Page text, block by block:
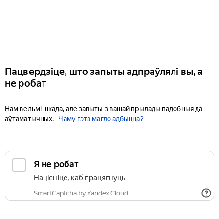
Пацвердзіце, што запыты адпраўлялі вы, а
не робат
Нам вельмі шкада, але запыты з вашай прылады падобныя да
аўтаматычных.
Чаму гэта магло адбыцца?
Я не робат
Націсніце, каб працягнуць
SmartCaptcha by Yandex Cloud